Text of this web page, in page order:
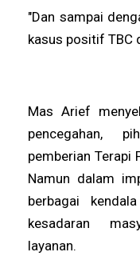
"Dan sampai
kasus positif TBC
Mas Arief
pencegahan,
pemberian Terapi
Namun dalam
berbagai
kesadaran
layanan.